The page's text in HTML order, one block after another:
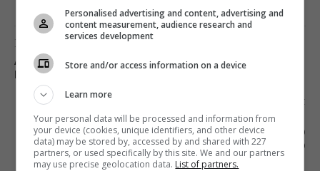
Попередня стаття
АНАЛІТИКИ: АМЕРИКАНСЬКІ ЖУРНАЛІСТИ
ІГНОРУЮТЬ ЖУРНАЛІСТОК У TWITTER
Наступна стаття
«КАННСЬКІ ЛЕВИ»: ТЕСТ НА ВАГІТНІСТЬ І
ПАЛАЮЧА КУРКА СТАЛИ НАЙКРАЩОЮ
ДРУКОВАНОЮ РЕКЛАМОЮ
Personalised advertising and content, advertising and
content measurement, audience research and
services development
Store and/or access information on a device
Learn more
Your personal data will be processed and information from
your device (cookies, unique identifiers, and other device
data) may be stored by, accessed by and shared with 227
partners, or used specifically by this site. We and our partners
may use precise geolocation data. List of partners.